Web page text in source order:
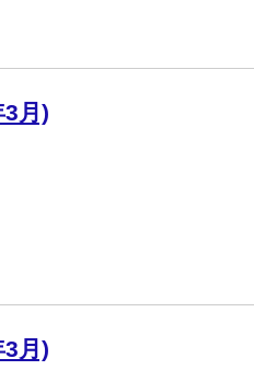
月)
月)